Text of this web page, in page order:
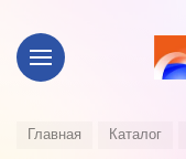
Главная Каталог